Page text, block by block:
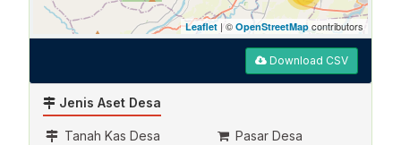
Leaflet | © OpenStreetMap contributors
Download CSV
Jenis Aset Desa
Tanah Kas Desa
Pasar Desa